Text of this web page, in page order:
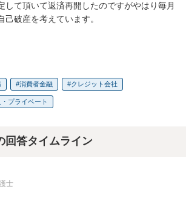
して頂いて返済再開したのですがやはり毎月
破産を考えています。
消費者金融 クレジット会社
プライベート
回答タイムライン
士